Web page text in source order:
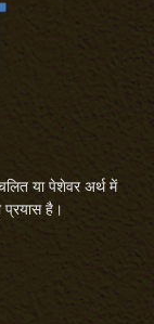
या पेशेवर अर्थ में
प्रयास है।